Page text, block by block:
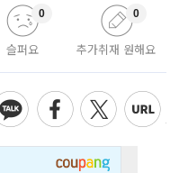
슬퍼요
0
추가취재 원해요
0